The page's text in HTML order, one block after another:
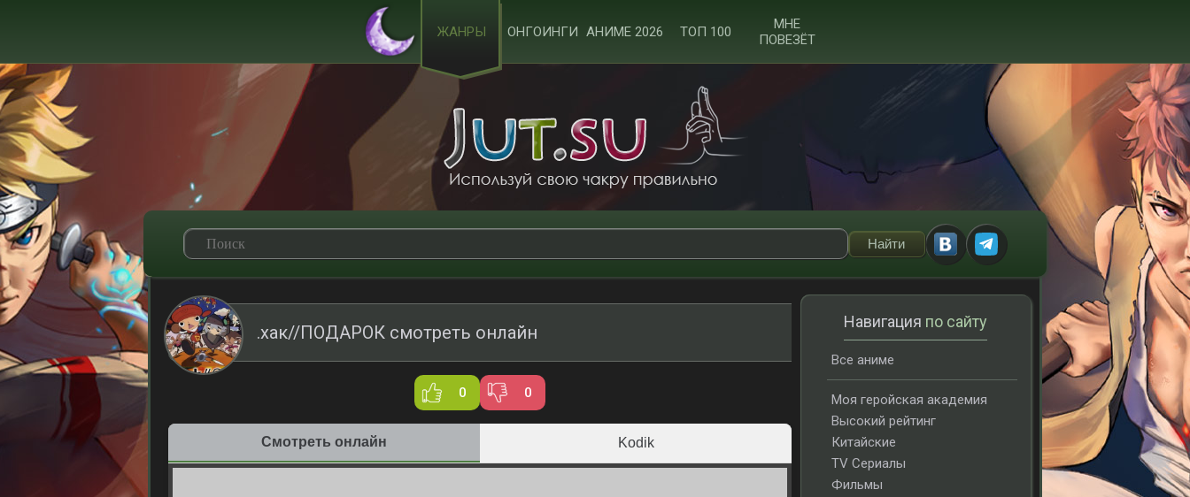
ЖАНРЫ ОНГОИНГИ АНИМЕ 2026 ТОП 100
МНЕ
ПОВЕЗЁТ
.хак//ПОДАРОК смотреть онлайн
0 0
Смотреть онлайн Kodik
Навигация по сайту
Все аниме
Моя геройская академия
Высокий рейтинг
Китайские
TV Сериалы
Фильмы